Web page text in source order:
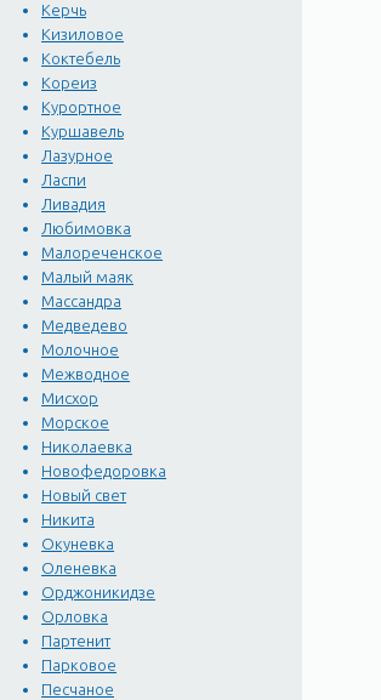
Керчь
Кизиловое
Коктебель
Кореиз
Курортное
Куршавель
Лазурное
Ласпи
Ливадия
Любимовка
Малореченское
Малый маяк
Массандра
Медведево
Молочное
Межводное
Мисхор
Морское
Николаевка
Новофедоровка
Новый свет
Никита
Окуневка
Оленевка
Орджоникидзе
Орловка
Партенит
Парковое
Песчаное